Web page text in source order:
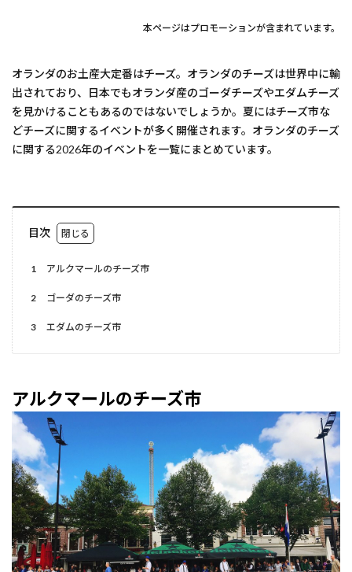
本ページはプロモーションが含まれています。
オランダのお土産大定番はチーズ。オランダのチーズは世界中に輸
出されており、日本でもオランダ産のゴーダチーズやエダムチーズ
を見かけることもあるのではないでしょうか。夏にはチーズ市な
どチーズに関するイベントが多く開催されます。オランダのチーズ
に関する2026年のイベントを一覧にまとめています。
目次
1 アルクマールのチーズ市
2 ゴーダのチーズ市
3 エダムのチーズ市
アルクマールのチーズ市